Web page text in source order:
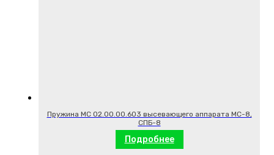
Пружина МС 02.00.00.603 высевающего аппарата МС-8,
СПБ-8
Подробнее